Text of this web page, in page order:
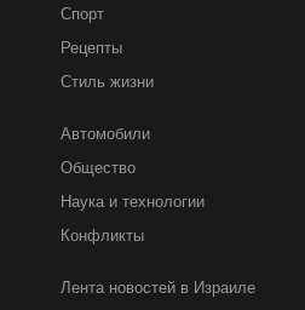
Спорт
Рецепты
Стиль жизни
Автомобили
Общество
Наука и технологии
Конфликты
Лента новостей в Израиле